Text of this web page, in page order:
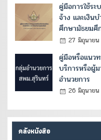
คู่มือการใช้ร
จ้าง และเงิน
ศึกษามัธยมศึ
27 มิถุนาย
คู่มือหรือแนว
บริการหรือผู้
อำนวยการ
26 มิถุนาย
คลังหนังสือ